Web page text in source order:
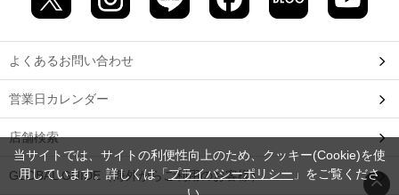
よくあるお問い合わせ
営業日カレンダー
店舗検索
GLOBAL GUIDE（海外からご利用のお客様）
当サイトでは、サイトの利便性向上のため、クッキー(Cookie)を使
用しています。詳しくは「プライバシーポリシー 」をご覧くださ